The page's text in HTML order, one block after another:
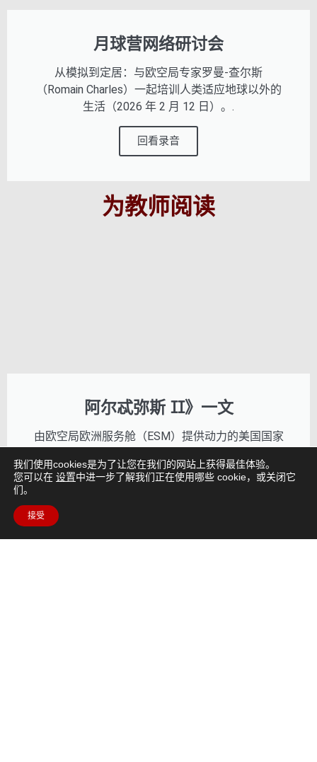
月球营网络研讨会
从模拟到定居：与欧空局专家罗曼-查尔斯
（Romain Charles）一起培训人类适应地球以外的
生活（2026 年 2 月 12 日）。.
回看录音
为教师阅读
阿尔忒弥斯 II》一文
由欧空局欧洲服务舱（ESM）提供动力的美国国家
以往更远的地方。.
我们使用cookies是为了让您在我们的网站上获得最佳体验。
您可以在 设置中进一步了解我们正在使用哪些 cookie，或关闭它
们。
接受